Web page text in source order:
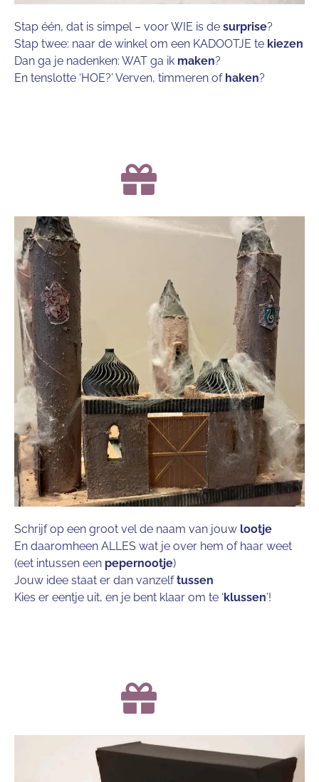
Stap één, dat is simpel – voor WIE is de surprise?
Stap twee: naar de winkel om een KADOOTJE te kiezen
Dan ga je nadenken: WAT ga ik maken?
En tenslotte ‘HOE?’ Verven, timmeren of haken?
Schrijf op een groot vel de naam van jouw lootje
En daaromheen ALLES wat je over hem of haar weet
(eet intussen een pepernootje)
Jouw idee staat er dan vanzelftussen
Kies er eentje uit, en je bent klaar om te ‘klussen’!